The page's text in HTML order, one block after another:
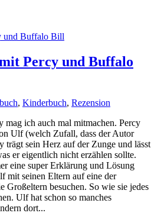
Percy und Buffalo
, Kinderbuch, Rezension
mag ich auch mal mitmachen. Percy
Ulf (welch Zufall, dass der Autor
trägt sein Herz auf der Zunge und lässt
er eigentlich nicht erzählen sollte.
eine super Erklärung und Lösung
mit seinen Eltern auf eine der
Großeltern besuchen. So wie sie jedes
Ulf hat schon so manches
dort...